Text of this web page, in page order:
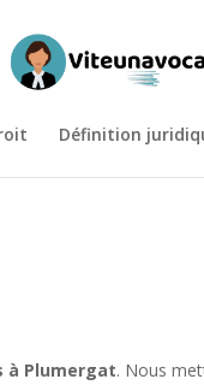
Définition
à Plumergat. Nous